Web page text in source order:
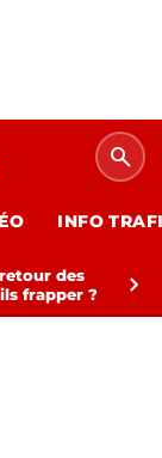
search
INFO
des
frapper ?
chevron_right